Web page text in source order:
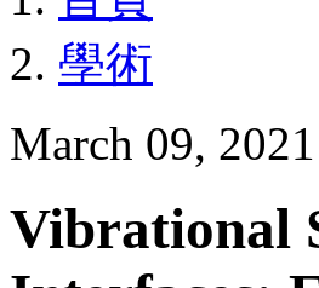
學術
March 09,
Vibrational